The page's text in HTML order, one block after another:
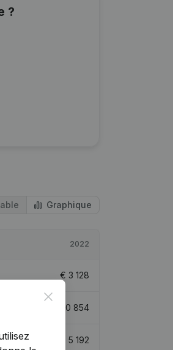
?
Graphique
2022
€ 3 128
20 854
5 192
Close